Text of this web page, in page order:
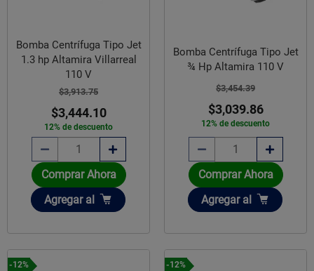
Bomba Centrífuga Tipo Jet
1.3 hp Altamira Villarreal
110 V
$3,913.75
$3,444.10
12% de descuento
Comprar Ahora
Añadir
Agregar al
Bomba Centrífuga Tipo Jet
¾ Hp Altamira 110 V
$3,454.39
$3,039.86
12% de descuento
Comprar Ahora
Añadir
Agregar al
-12% -12%